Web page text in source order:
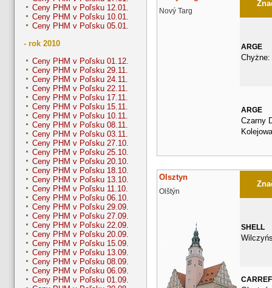
Ceny PHM v Poľsku 12.01.
Ceny PHM v Poľsku 10.01.
Ceny PHM v Poľsku 05.01.
- rok 2010
Ceny PHM v Poľsku 01.12.
Ceny PHM v Poľsku 29.11.
Ceny PHM v Poľsku 24.11.
Ceny PHM v Poľsku 22.11.
Ceny PHM v Poľsku 17.11.
Ceny PHM v Poľsku 15.11.
Ceny PHM v Poľsku 10.11.
Ceny PHM v Poľsku 08.11.
Ceny PHM v Poľsku 03.11.
Ceny PHM v Poľsku 27.10.
Ceny PHM v Poľsku 25.10.
Ceny PHM v Poľsku 20.10.
Ceny PHM v Poľsku 18.10.
Ceny PHM v Poľsku 13.10.
Ceny PHM v Poľsku 11.10.
Ceny PHM v Poľsku 06.10.
Ceny PHM v Poľsku 29.09.
Ceny PHM v Poľsku 27.09.
Ceny PHM v Poľsku 22.09.
Ceny PHM v Poľsku 20.09.
Ceny PHM v Poľsku 15.09.
Ceny PHM v Poľsku 13.09.
Ceny PHM v Poľsku 08.09.
Ceny PHM v Poľsku 06.09.
Ceny PHM v Poľsku 01.09.
Nový Targ
ARGE
Chyżne:
ARGE
Czarny
Olsztyn
Olštýn
SHELL